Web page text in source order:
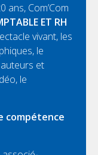
ans, Com’Com
ET RH
vivant, les
le
et
le
compétence